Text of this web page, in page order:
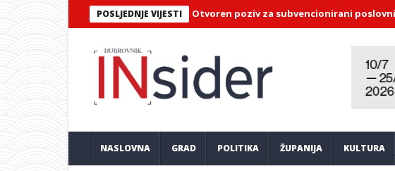
POSLJEDNJE VIJESTI
za poduzetnike u Dubrovniku: Otvoren poziv za subvencionirani poslovni prostor
NASLOVNA GRAD POLITIKA ŽUPANIJA KULTURA